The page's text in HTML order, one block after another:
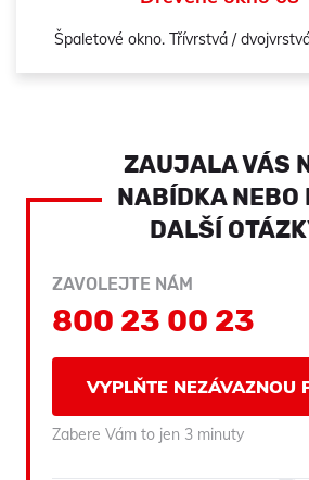
Špaletové okno. Třívrstvá /
ZAUJALA VÁS
NABÍDKA NEBO
DALŠÍ
ZAVOLEJTE NÁM
800 23 00 23
VYPLŇTE NEZÁVAZNOU
Zabere Vám to jen 3 minuty